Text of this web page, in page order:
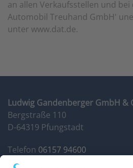
an allen Verkaufsstellen und
Automobil Treuhand GmbH'
unter www.dat.de.
Ludwig Gandenberger GmbH &
Bergstraße 110
D-64319 Pfungstadt
Telefon 06157 94600
Fax 06157 946014